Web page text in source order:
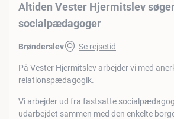
Altiden Vester Hjermitslev
socialpædagoger
Brønderslev Se rejsetid
På Vester Hjermitslev arbejder vi med
relationspædagogik.
Vi arbejder ud fra fastsatte
udarbejdet sammen med den enkelte